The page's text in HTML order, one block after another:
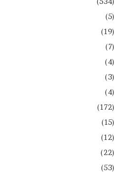
(5)
(19)
(7)
(4)
(3)
(4)
(172)
(15)
(12)
(22)
(53)